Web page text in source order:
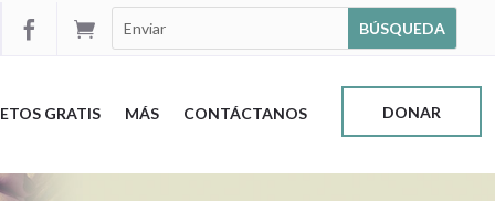


GRATIS MÁS CONTÁCTANOS DONAR